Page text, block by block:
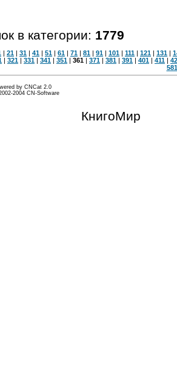
в категории: 1779
| 21 | 31 | 41 | 51 | 61 | 71 | 81 | 91 | 101 | 111 | 121 | 131 |
| 321 | 331 | 341 | 351 | 361 | 371 | 381 | 391 | 401 | 411 |
581
by CNCat 2.0
2004 CN-Software
КнигоМир